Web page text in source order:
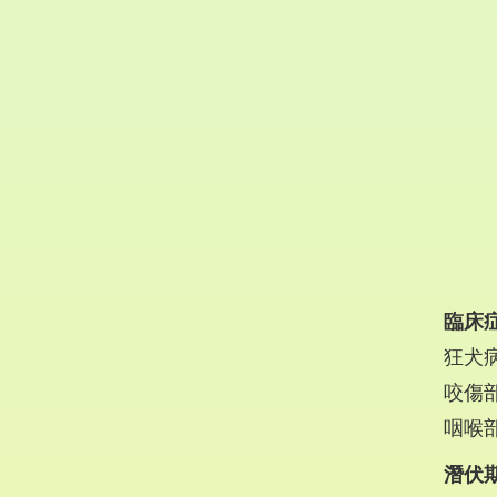
臨床
狂犬
咬傷
咽喉
潛伏